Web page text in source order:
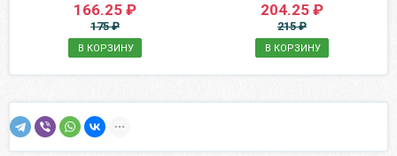
166.25 ₽
175 ₽
В КОРЗИНУ
204.25 ₽
215 ₽
В КОРЗИНУ